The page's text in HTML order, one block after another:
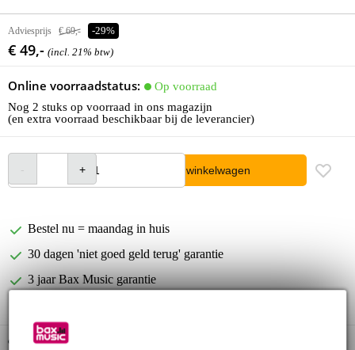
Adviesprijs € 69,- -29%
€ 49,- (incl. 21% btw)
Online voorraadstatus:
Op voorraad
Nog 2 stuks op voorraad in ons magazijn
(en extra voorraad beschikbaar bij de leverancier)
In winkelwagen
Bestel nu = maandag in huis
30 dagen 'niet goed geld terug' garantie
3 jaar Bax Music garantie
Gratis ophalen in de winkel